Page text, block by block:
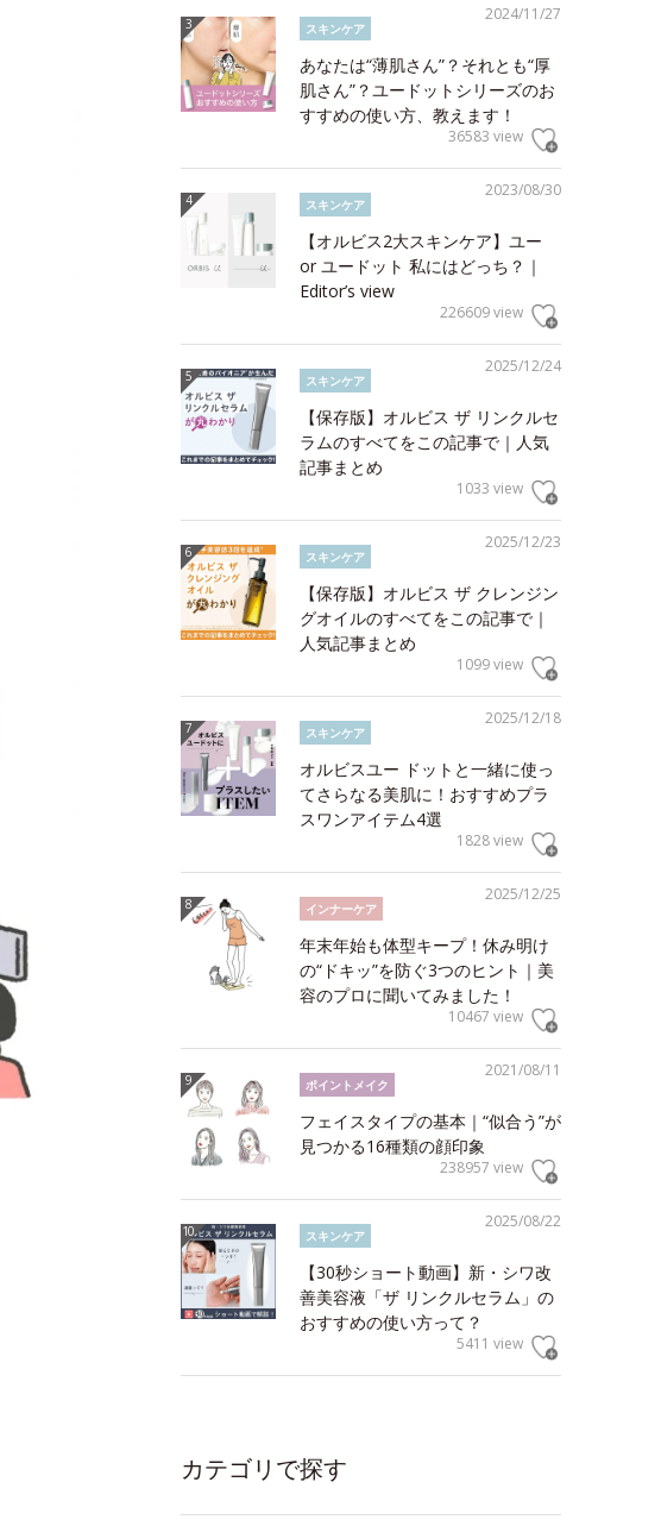
2024/11/27
スキンケア
あなたは“薄肌さん”？それとも“厚
肌さん”？ユードットシリーズのお
すすめの使い方、教えます！
36583 view
2023/08/30
スキンケア
【オルビス2大スキンケア】ユー
or ユードット 私にはどっち？｜
Editor’s view
226609 view
2025/12/24
スキンケア
【保存版】オルビス ザ リンクルセ
ラムのすべてをこの記事で｜人気
記事まとめ
1033 view
2025/12/23
スキンケア
【保存版】オルビス ザ クレンジン
グオイルのすべてをこの記事で｜
人気記事まとめ
1099 view
2025/12/18
スキンケア
オルビスユー ドットと一緒に使っ
てさらなる美肌に！おすすめプラ
スワンアイテム4選
1828 view
2025/12/25
インナーケア
年末年始も体型キープ！休み明け
の“ドキッ”を防ぐ3つのヒント｜美
容のプロに聞いてみました！
10467 view
2021/08/11
ポイントメイク
フェイスタイプの基本｜“似合う”が
見つかる16種類の顔印象
238957 view
2025/08/22
スキンケア
【30秒ショート動画】新・シワ改
善美容液「ザ リンクルセラム」の
おすすめの使い方って？
5411 view
カテゴリで探す